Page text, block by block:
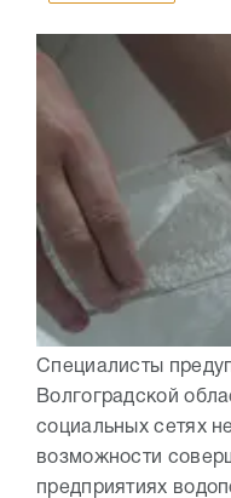
Специалисты
Волгоградской
социальных сетях
возможности
предприятиях